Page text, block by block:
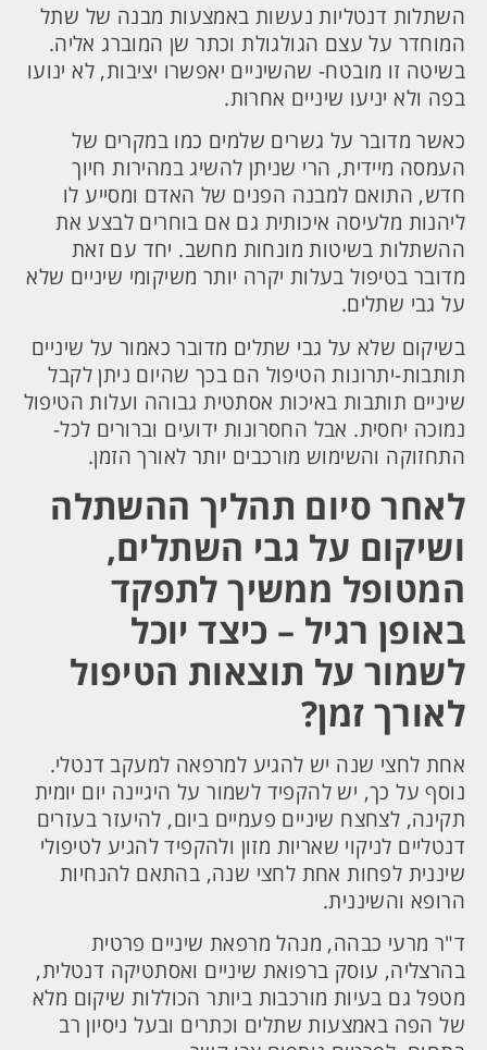
השתלות דנטליות נעשות באמצעות מבנה של שתל
המוחדר על עצם הגולגולת וכתר שן המוברג אליה.
בשיטה זו מובטח- שהשיניים יאפשרו יציבות, לא ינועו
בפה ולא יניעו שיניים אחרות.
כאשר מדובר על גשרים שלמים כמו במקרים של
העמסה מיידית, הרי שניתן להשיג במהירות חיוך
חדש, התואם למבנה הפנים של האדם ומסייע לו
ליהנות מלעיסה איכותית גם אם בוחרים לבצע את
ההשתלות בשיטות מונחות מחשב. יחד עם זאת
מדובר בטיפול בעלות יקרה יותר משיקומי שיניים שלא
על גבי שתלים.
בשיקום שלא על גבי שתלים מדובר כאמור על שיניים
תותבות-יתרונות הטיפול הם בכך שהיום ניתן לקבל
שיניים תותבות באיכות אסתטית גבוהה ועלות הטיפול
נמוכה יחסית. אבל החסרונות ידועים וברורים לכל-
התחזוקה והשימוש מורכבים יותר לאורך הזמן.
לאחר סיום תהליך ההשתלה
ושיקום על גבי השתלים,
המטופל ממשיך לתפקד
באופן רגיל – כיצד יוכל
לשמור על תוצאות הטיפול
לאורך זמן?
אחת לחצי שנה יש להגיע למרפאה למעקב דנטלי.
נוסף על כך, יש להקפיד לשמור על היגיינה יום יומית
תקינה, לצחצח שיניים פעמיים ביום, להיעזר בעזרים
דנטליים לניקוי שאריות מזון ולהקפיד להגיע לטיפולי
שיננית לפחות אחת לחצי שנה, בהתאם להנחיות
הרופא והשיננית.
ד"ר מרעי כבהה, מנהל מרפאת שיניים פרטית
בהרצליה, עוסק ברפואת שיניים ואסתטיקה דנטלית,
מטפל גם בעיות מורכבות ביותר הכוללות שיקום מלא
של הפה באמצעות שתלים וכתרים ובעל ניסיון רב